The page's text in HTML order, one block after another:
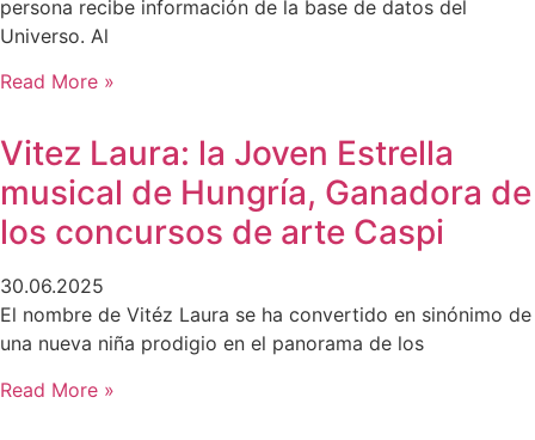
persona recibe información de la base de datos del
Universo. Al
Read More »
Vitez Laura: la Joven Estrella
musical de Hungría, Ganadora de
los concursos de arte Caspi
30.06.2025
El nombre de Vitéz Laura se ha convertido en sinónimo de
una nueva niña prodigio en el panorama de los
Read More »